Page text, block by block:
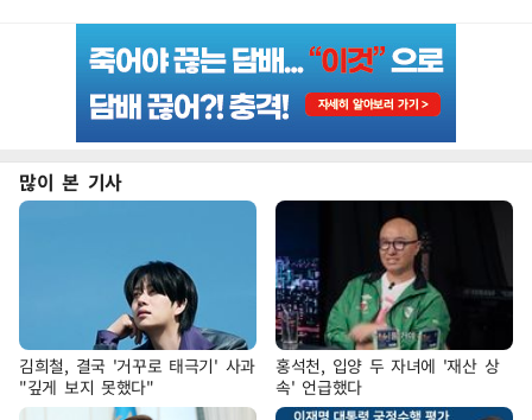
많이 본 기사
김희철, 결국 '거꾸로 태극기' 사과
"깊게 보지 못했다"
홍석천, 입양 두 자녀에 '재산 상
속' 언급했다